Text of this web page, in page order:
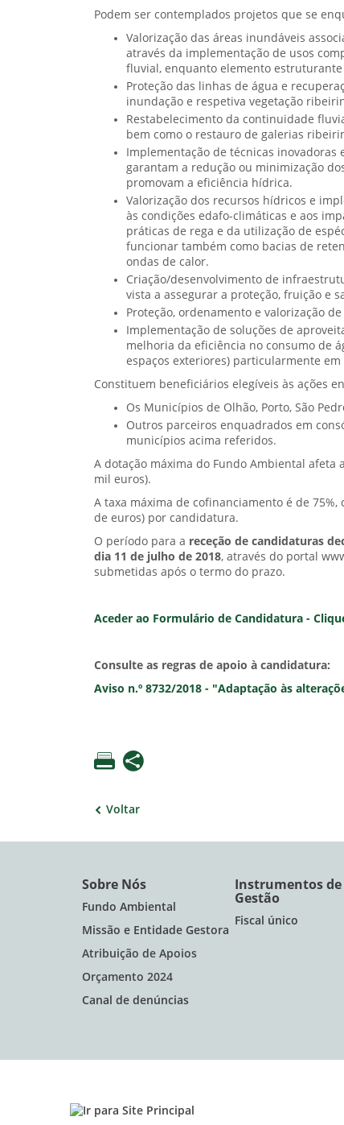
Podem ser contemplados projetos que se
Valorização das áreas inundáveis
através da implementação de usos
fluvial, enquanto elemento
Proteção das linhas de água e
inundação e respetiva vegetação
Restabelecimento da continuidade
bem como o restauro de galerias
Implementação de técnicas
garantam a redução ou minimização
promovam a eficiência hídrica.
Valorização dos recursos hídricos e
às condições edafo-climáticas e aos
práticas de rega e da utilização de
funcionar também como bacias de
ondas de calor.
Criação/desenvolvimento de
vista a assegurar a proteção, fruição e
Proteção, ordenamento e valorização
Implementação de soluções de
melhoria da eficiência no consumo de
espaços exteriores) particularmente
Constituem beneficiários elegíveis às ações
Os Municípios de Olhão, Porto, São
Outros parceiros enquadrados em
municípios acima referidos.
A dotação máxima do Fundo Ambiental afeta
mil euros).
A taxa máxima de cofinanciamento é de
de euros) por candidatura.
O período para a receção de candidaturas
dia 11 de julho de 2018, através do portal
submetidas após o termo do prazo.
Aceder ao Formulário de Candidatura -
Consulte as regras de apoio à candidatura:
Aviso n.º 8732/2018 - "Adaptação às
Voltar
Sobre Nós
Fundo Ambiental
Missão e Entidade Gestora
Atribuição de Apoios
Orçamento 2024
Canal de denúncias
Instrumentos de
Gestão
Fiscal único